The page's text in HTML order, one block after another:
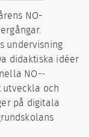
NO­-
undervisning
didaktiska idéer
NO-­
utveckla och
på digitala